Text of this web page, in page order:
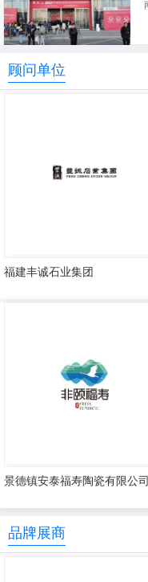
顾问单位
福建丰诚石业集团
景德镇安泰福寿陶瓷有限公司
品牌展商